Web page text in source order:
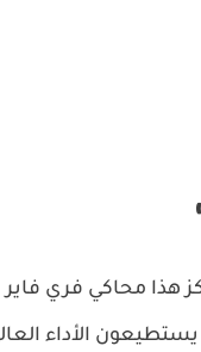
هذا محاكي فري
الأداء